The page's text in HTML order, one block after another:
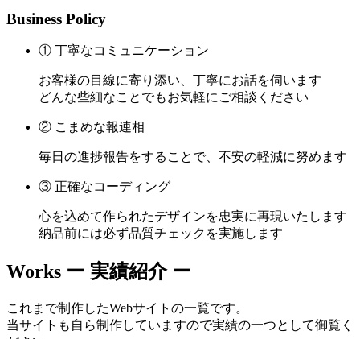
Business Policy
① 丁寧なコミュニケーション
お客様の目線に寄り添い、丁寧にお話を伺います
どんな些細なことでもお気軽にご相談ください
② こまめな報連相
毎日の進捗報告をすることで、不安の軽減に努めます
③ 正確なコーディング
心を込めて作られたデザインを忠実に再現いたします
納品前には必ず品質チェックを実施します
Works ー 実績紹介 ー
これまで制作したWebサイトの一覧です。
当サイトも自ら制作していますので実績の一つとして御覧く